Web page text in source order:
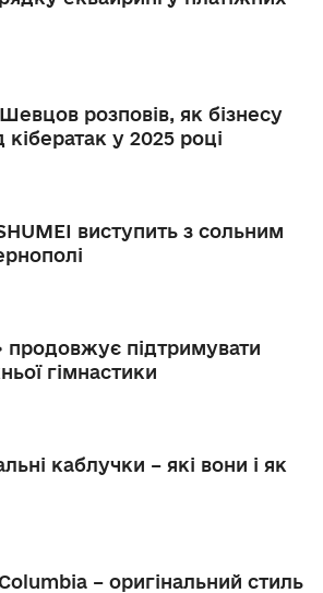
розповів, як бізнесу
кібератак у 2025 році
виступить з сольним
підтримувати
гімнастики
каблучки – які вони і як
– оригінальний стиль